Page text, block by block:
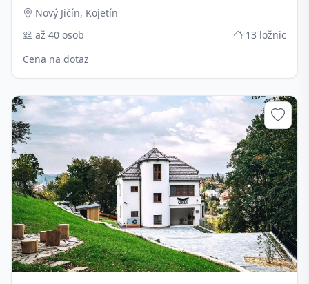
Nový Jičín, Kojetín
až 40 osob
13 ložnic
Cena na dotaz